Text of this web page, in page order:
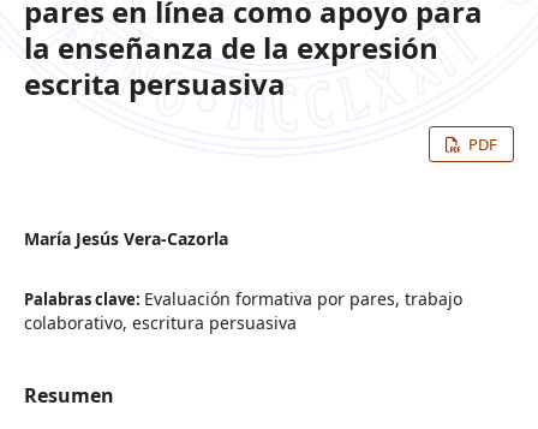
pares en línea como apoyo para
la enseñanza de la expresión
escrita persuasiva
PDF
María Jesús Vera-Cazorla
Palabras clave: Evaluación formativa por pares, trabajo
colaborativo, escritura persuasiva
Resumen